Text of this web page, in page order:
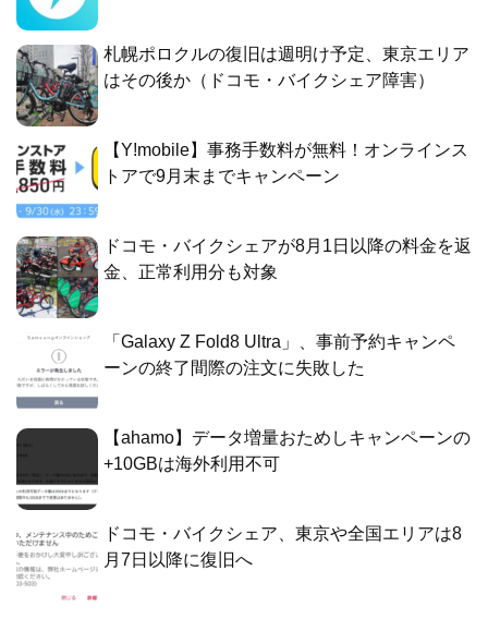
札幌ポロクルの復旧は週明け予定、東京エリア
はその後か（ドコモ・バイクシェア障害）
【Y!mobile】事務手数料が無料！オンラインス
トアで9月末までキャンペーン
ドコモ・バイクシェアが8月1日以降の料金を返
金、正常利用分も対象
「Galaxy Z Fold8 Ultra」、事前予約キャンペ
ーンの終了間際の注文に失敗した
【ahamo】データ増量おためしキャンペーンの
+10GBは海外利用不可
ドコモ・バイクシェア、東京や全国エリアは8
月7日以降に復旧へ